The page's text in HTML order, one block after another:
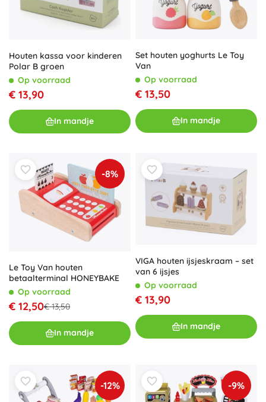
Houten kassa voor kinderen
Polar B groen
Op voorraad
€ 13,90
In mandje
Set houten yoghurts Le Toy
Van
Op voorraad
€ 13,50
In mandje
-8%
Le Toy Van houten
betaalterminal HONEYBAKE
Op voorraad
€ 12,50€ 13,50
In mandje
VIGA houten ijsjeskraam – set
van 6 ijsjes
Op voorraad
€ 13,90
In mandje
-12% -9%